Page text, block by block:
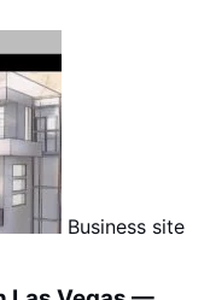
Business site